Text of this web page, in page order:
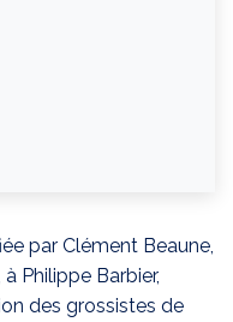
par Clément Beaune,
Philippe Barbier,
des grossistes de